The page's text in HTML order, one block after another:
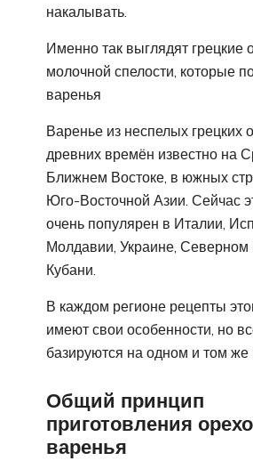
накалывать.
Именно так выглядят грецкие
молочной спелости, которые
варенья
Варенье из неспелых грецких
древних времён известно на
Ближнем Востоке, в южных
Юго-Восточной Азии. Сейчас
очень популярен в Италии,
Молдавии, Украине, Северном
Кубани.
В каждом регионе рецепты
имеют свои особенности, но
базируются на одном и том же
Общий принцип
приготовления
варенья